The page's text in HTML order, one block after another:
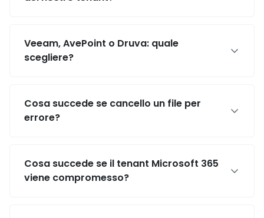
Veeam, AvePoint o Druva: quale
scegliere?
Cosa succede se cancello un file per
errore?
Cosa succede se il tenant Microsoft 365
viene compromesso?